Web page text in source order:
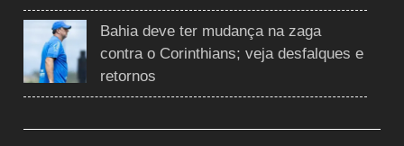
Bahia deve ter mudança na zaga
contra o Corinthians; veja desfalques e
retornos